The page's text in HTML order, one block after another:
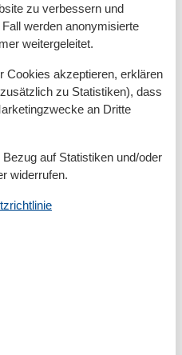
Möglichkeit einen
zu verbessern und
werden anonymisierte
weitergeleitet.
Cookies akzeptieren, erklären
zu Statistiken), dass
an Dritte
auf Statistiken und/oder
widerrufen.